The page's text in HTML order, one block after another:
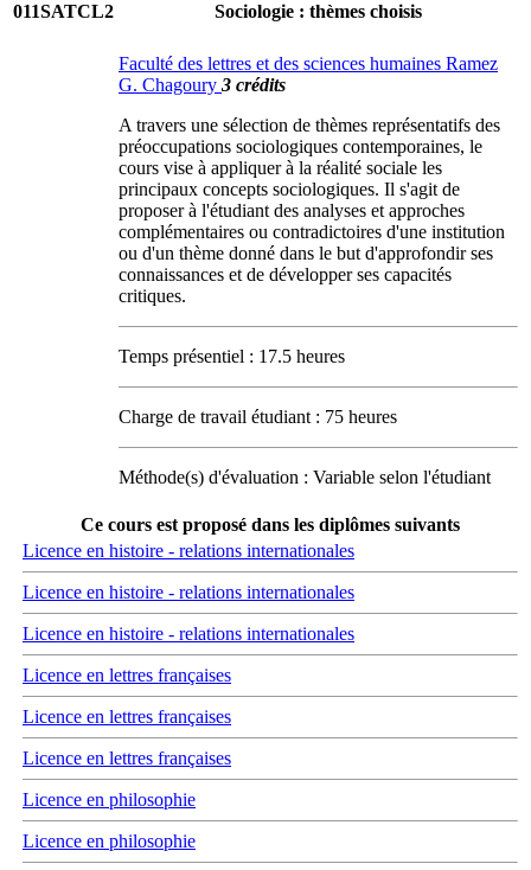
011SATCL2 Sociologie : thèmes choisis
Faculté des lettres et des sciences humaines Ramez
G. Chagoury 3 crédits
A travers une sélection de thèmes représentatifs des
préoccupations sociologiques contemporaines, le
cours vise à appliquer à la réalité sociale les
principaux concepts sociologiques. Il s'agit de
proposer à l'étudiant des analyses et approches
complémentaires ou contradictoires d'une institution
ou d'un thème donné dans le but d'approfondir ses
connaissances et de développer ses capacités
critiques.
Temps présentiel : 17.5 heures
Charge de travail étudiant : 75 heures
Méthode(s) d'évaluation : Variable selon l'étudiant
Ce cours est proposé dans les diplômes suivants
Licence en histoire - relations internationales
Licence en histoire - relations internationales
Licence en histoire - relations internationales
Licence en lettres françaises
Licence en lettres françaises
Licence en lettres françaises
Licence en philosophie
Licence en philosophie